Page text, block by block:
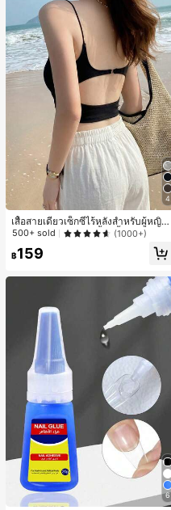
4
เสื้อสายเดี่ยวเซ็กซี่ไร้หลังสำหรับผู้หญิง
พร้อมบราแบบมีฟองน้ำ, เสื้อกล้ามแขน
500+ sold (1000+)
฿159
6